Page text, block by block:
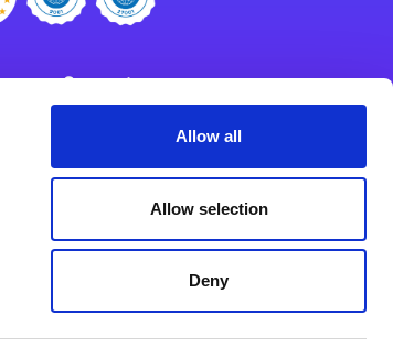
Allow all
Allow selection
Deny
Support
Impressum